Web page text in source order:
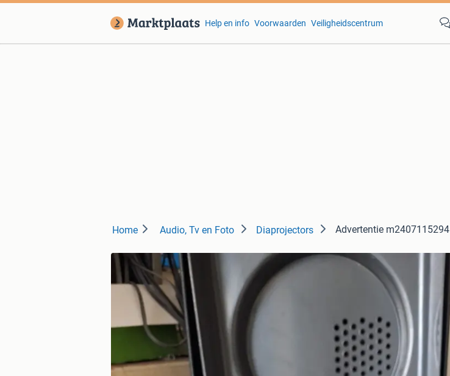
Help en info Voorwaarden Veiligheidscentrum
Home Audio, Tv en Foto Diaprojectors Advertentie m2407115294